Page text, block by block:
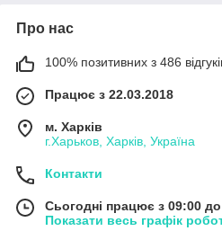
Про нас
100% позитивних з 486
Працює з 22.03.2018
м. Харків
г.Харьков, Харків, Україна
Контакти
Сьогодні працює з 09:00
Показати весь графік